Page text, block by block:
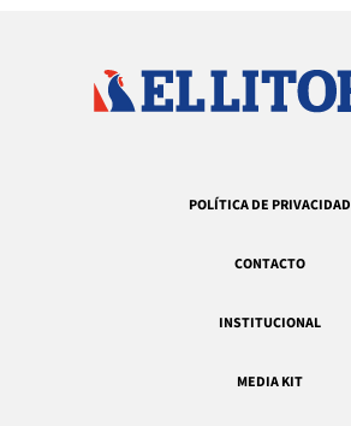
POLÍTICA DE PRIVACIDAD
CONTACTO
INSTITUCIONAL
MEDIA KIT